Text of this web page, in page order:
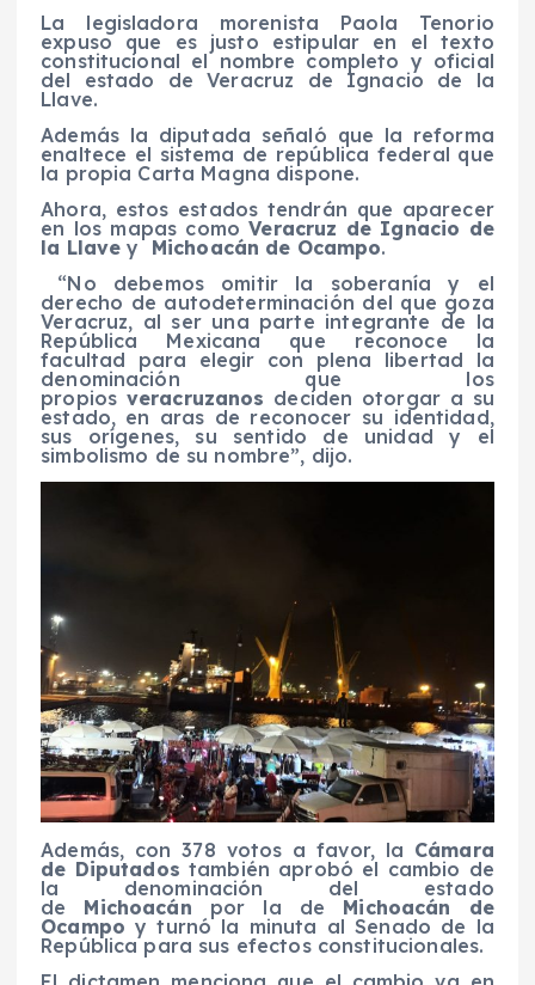
La legisladora morenista Paola Tenorio
expuso que es justo estipular en el texto
constitucional el nombre completo y oficial
del estado de Veracruz de Ignacio de la
Llave.
Además la diputada señaló que la reforma
enaltece el sistema de república federal que
la propia Carta Magna dispone.
Ahora, estos estados tendrán que aparecer
en los mapas comoVeracruz de Ignacio de
la Llave y Michoacán de Ocampo.
“No debemos omitir la soberanía y el
derecho de autodeterminación del que goza
Veracruz, al ser una parte integrante de la
República Mexicana que reconoce la
facultad para elegir con plena libertad la
denominación que los
propios veracruzanos deciden otorgar a su
estado, en aras de reconocer su identidad,
sus orígenes, su sentido de unidad y el
simbolismo de su nombre”, dijo.
Además, con 378 votos a favor, la Cámara
de Diputados también aprobó el cambio de
la denominación del estado
de Michoacán por la de Michoacán de
Ocampo y turnó la minuta al Senado de la
República para sus efectos constitucionales.